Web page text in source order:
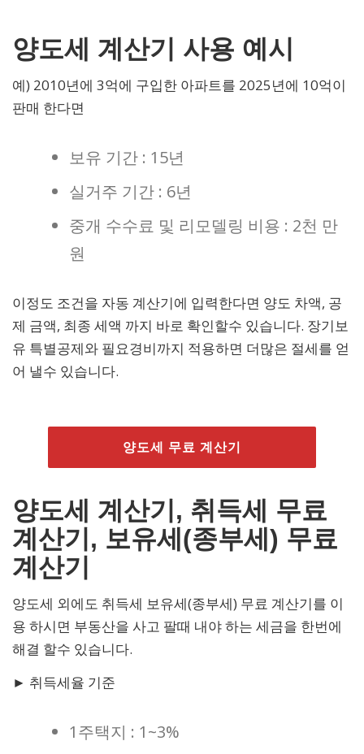
양도세 계산기 사용 예시
예) 2010년에 3억에 구입한 아파트를 2025년에 10억이
판매 한다면
보유 기간 : 15년
실거주 기간 : 6년
중개 수수료 및 리모델링 비용 : 2천 만
원
이정도 조건을 자동 계산기에 입력한다면 양도 차액, 공
제 금액, 최종 세액 까지 바로 확인할수 있습니다. 장기보
유 특별공제와 필요경비까지 적용하면 더많은 절세를 얻
어 낼수 있습니다.
양도세 무료 계산기
양도세 계산기, 취득세 무료
계산기, 보유세(종부세) 무료
계산기
양도세 외에도 취득세 보유세(종부세) 무료 계산기를 이
용 하시면 부동산을 사고 팔때 내야 하는 세금을 한번에
해결 할수 있습니다.
► 취득세율 기준
1주택지 : 1~3%